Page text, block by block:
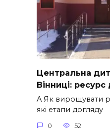
Центральна
Вінниці: ресурс
A Як вирощувати
які етапи догляду
0 52